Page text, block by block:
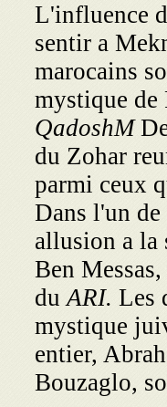
L'influence
sentir a
marocains
mystique
QadoshM
du Zohar
parmi ceux
Dans l'un
allusion a la
Ben
duARI. Les
mystique
entier,
Bouzaglo,